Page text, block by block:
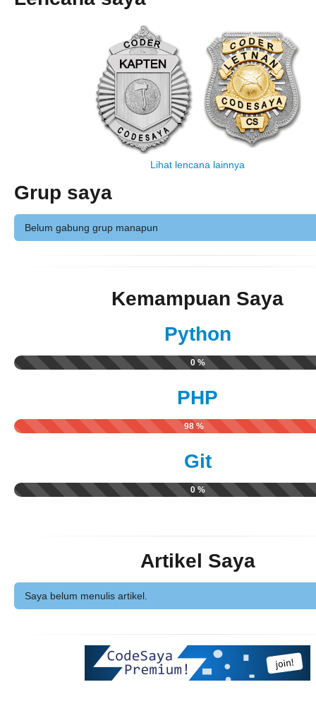
Lihat lencana lainnya
Grup saya
Belum gabung grup manapun
Kemampuan Saya
Python
0 %
PHP
98 %
Git
0 %
Artikel Saya
Saya belum menulis artikel.